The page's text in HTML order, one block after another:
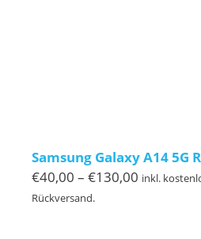
Samsung Galaxy A14 5G
€40,00 – €130,00 inkl.
Rückversand.